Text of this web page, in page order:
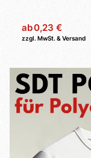
ab0,23 €
zzgl. MwSt. & Versand